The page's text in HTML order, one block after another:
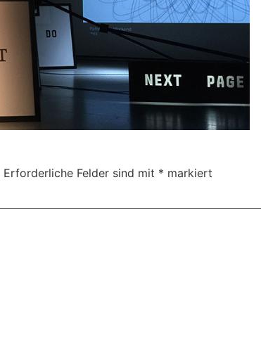
Erforderliche Felder sind mit * markiert